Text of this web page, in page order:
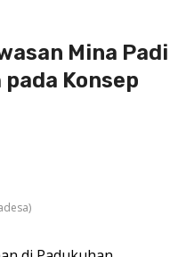
Mina Padi
Konsep